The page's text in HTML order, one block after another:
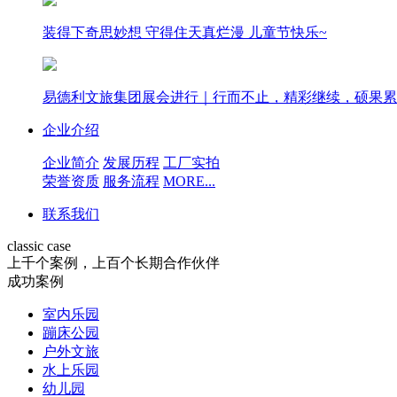
装得下奇思妙想 守得住天真烂漫 儿童节快乐~
易德利文旅集团展会进行｜行而不止，精彩继续，硕果
企业介绍
企业简介 发展历程 工厂实拍
荣誉资质 服务流程 MORE...
联系我们
classic case
上千个案例，上百个长期合作伙伴
成功案例
室内乐园
蹦床公园
户外文旅
水上乐园
幼儿园